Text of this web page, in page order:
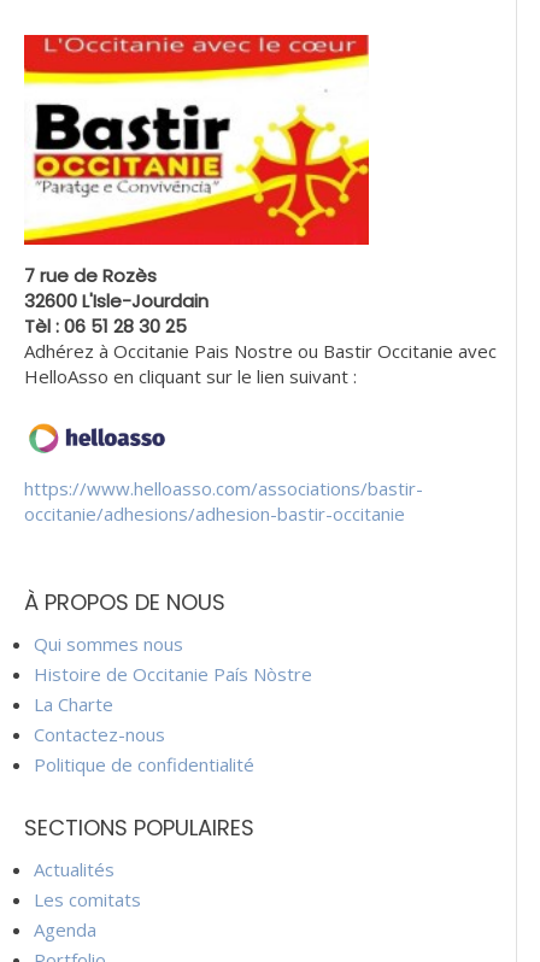
7 rue de Rozès
32600 L'Isle-Jourdain
Tèl : 06 51 28 30 25
Adhérez à Occitanie Pais Nostre ou Bastir Occitanie avec
HelloAsso en cliquant sur le lien suivant :
https://www.helloasso.com/associations/bastir-
occitanie/adhesions/adhesion-bastir-occitanie
À PROPOS DE NOUS
Qui sommes nous
Histoire de Occitanie País Nòstre
La Charte
Contactez-nous
Politique de confidentialité
SECTIONS POPULAIRES
Actualités
Les comitats
Agenda